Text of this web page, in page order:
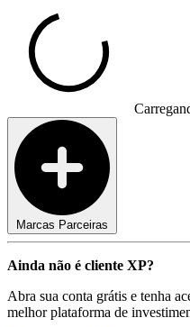
Marcas Parceiras
Ainda não é cliente XP?
Abra sua conta grátis e tenha
melhor plataforma de